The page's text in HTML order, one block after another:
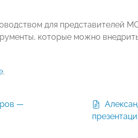
для представителей
которые можно
.